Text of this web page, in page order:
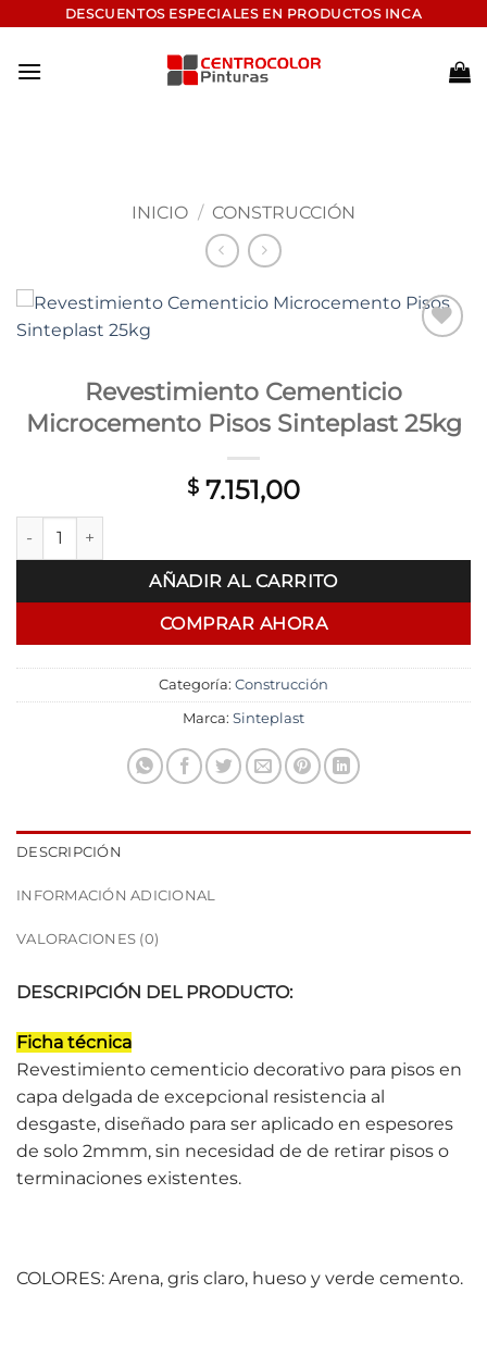
contenido
DESCUENTOS ESPECIALES EN PRODUCTOS INCA
INICIO / CONSTRUCCIÓN
Revestimiento Cementicio
Microcemento Pisos Sinteplast 25kg
$ 7.151,00
Revestimiento Cementicio Microcemento Pisos Sinteplast
AÑADIR AL CARRITO
COMPRAR AHORA
Categoría: Construcción
Marca: Sinteplast
DESCRIPCIÓN
INFORMACIÓN ADICIONAL
VALORACIONES (0)
DESCRIPCIÓN DEL PRODUCTO:
Ficha técnica
Revestimiento cementicio decorativo para pisos en
capa delgada de excepcional resistencia al
desgaste, diseñado para ser aplicado en espesores
de solo 2mmm, sin necesidad de de retirar pisos o
terminaciones existentes.
COLORES: Arena, gris claro, hueso y verde cemento.